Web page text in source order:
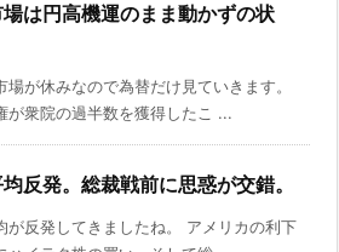
は円高機運のまま動かずの状
場が休みなので為替だけ見ていきます。
が衆院の過半数を獲得したこ ...
反発。総裁戦前に思惑が交錯。
が反発してきましたね。 アメリカの利下